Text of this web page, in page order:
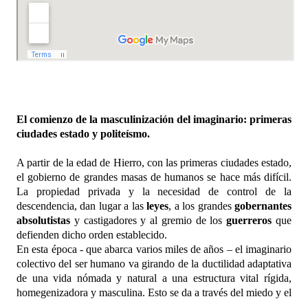
El comienzo de la masculinización del imaginario: primeras
ciudades estado y politeísmo.
A partir de la edad de Hierro, con las primeras ciudades estado,
el gobierno de grandes masas de humanos se hace más difícil.
La propiedad privada y la necesidad de control de la
descendencia, dan lugar a lasleyes, a los grandesgobernantes
absolutistas y castigadores y al gremio de losguerreros que
defienden dicho orden establecido.
En esta época - que abarca varios miles de años – el imaginario
colectivo del ser humano va girando de la ductilidad adaptativa
de una vida nómada y natural a una estructura vital rígida,
homegenizadora y masculina. Esto se da a través del miedo y el